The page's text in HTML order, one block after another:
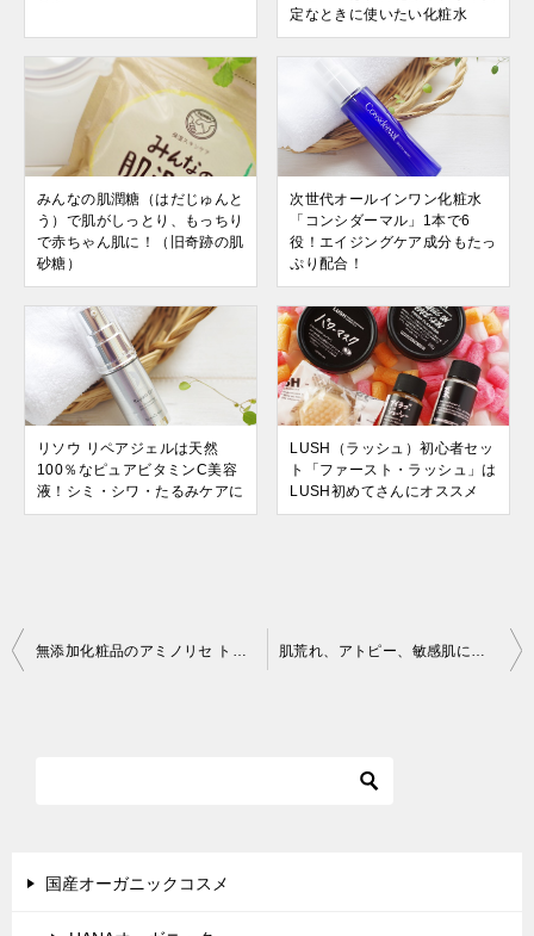
定なときに使いたい化粧水
みんなの肌潤糖（はだじゅんと
う）で肌がしっとり、もっちり
で赤ちゃん肌に！（旧奇跡の肌
砂糖）
次世代オールインワン化粧水
「コンシダーマル」1本で6
役！エイジングケア成分もたっ
ぷり配合！
リソウ リペアジェルは天然
100％なピュアビタミンC美容
液！シミ・シワ・たるみケアに
LUSH（ラッシュ）初心者セッ
ト「ファースト・ラッシュ」は
LUSH初めてさんにオススメ
投
シ
無添加化粧品のアミノリセ トライアルセットを使ってみました 肌荒れ、アトピー、敏感肌におすすめな「Dr（ドクター）ウィラードウォーター」2週間お試しセット
国産オーガニックコスメ